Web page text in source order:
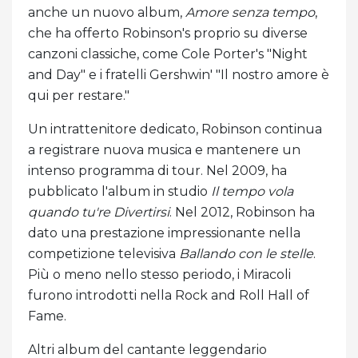
anche un nuovo album, Amore senza tempo,
che ha offerto Robinson's proprio su diverse
canzoni classiche, come Cole Porter's "Night
and Day" e i fratelli Gershwin' "Il nostro amore è
qui per restare."
Un intrattenitore dedicato, Robinson continua
a registrare nuova musica e mantenere un
intenso programma di tour. Nel 2009, ha
pubblicato l'album in studio Il tempo vola
quando tu're Divertirsi. Nel 2012, Robinson ha
dato una prestazione impressionante nella
competizione televisiva Ballando con le stelle.
Più o meno nello stesso periodo, i Miracoli
furono introdotti nella Rock and Roll Hall of
Fame.
Altri album del cantante leggendario